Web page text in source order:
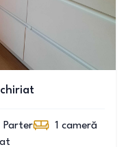
Parter 1 cameră